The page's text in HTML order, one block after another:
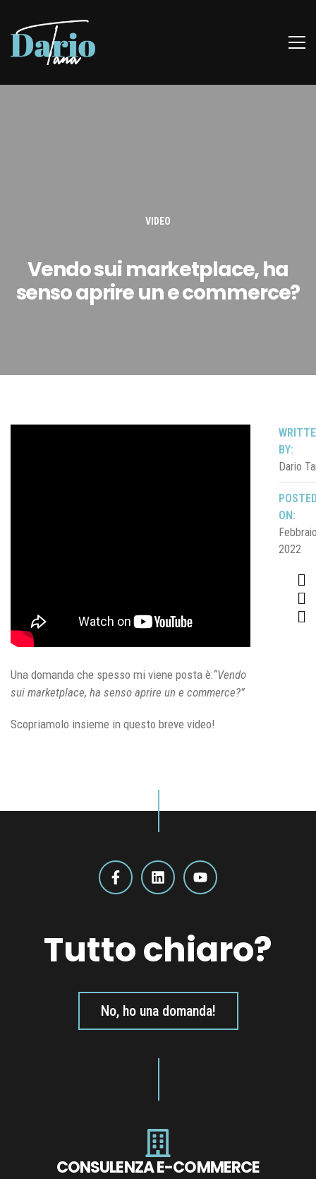
VIDEO
Vendo sui marketplace, ha
senso aprire un e commerce?
Una domanda che spesso mi viene posta è:“Vendo
sui marketplace, ha senso aprire un e commerce?”
Scopriamolo insieme in questo breve video!
BY:
Dario
ON:
2022
Tutto chiaro?
No, ho una domanda!
CONSULENZA E-COMMERCE